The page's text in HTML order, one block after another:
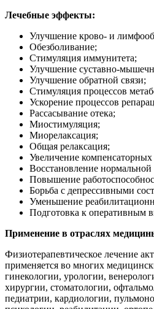
Лечебные эффекты:
Улучшение крово- и
Обезболивание;
Стимуляция иммунитета;
Улучшение суставно-
Улучшение обратной связи;
Стимуляция процессов
Ускорение процессов
Рассасывание отека;
Миостимуляция;
Миорелаксация;
Общая релаксация;
Увеличение
Восстановление
Повышение
Борьба с депрессивными
Уменьшение
Подготовка к оперативным
Применение в отраслях
Физиотерапевтическое лечение
применяется во многих
гинекологии, урологии,
хирургии, стоматологии,
педиатрии, кардиологии,